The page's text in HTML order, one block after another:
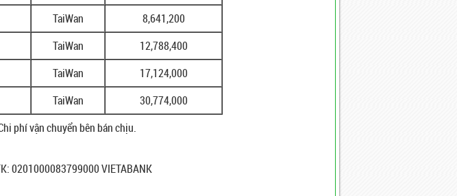
TaiWan
8,641,200
TaiWan
12,788,400
TaiWan
17,124,000
TaiWan
30,774,000
phí vận chuyển bên bán chịu.
0201000083799000 VIETABANK